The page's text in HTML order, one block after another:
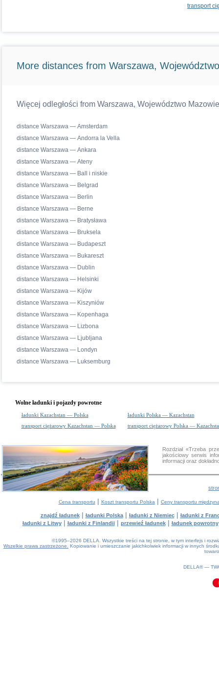
transport
More distances from Warszawa,
Więcej odległości from Warszawa, Województwo
distance Warszawa — Amsterdam
distance Warszawa — Andorra la Vella
distance Warszawa — Ankara
distance Warszawa — Ateny
distance Warszawa — Ball i niskie
distance Warszawa — Belgrad
distance Warszawa — Berlin
distance Warszawa — Berne
distance Warszawa — Bratysława
distance Warszawa — Bruksela
distance Warszawa — Budapeszt
distance Warszawa — Bukareszt
distance Warszawa — Dublin
distance Warszawa — Helsinki
distance Warszawa — Kijów
distance Warszawa — Kiszyniów
distance Warszawa — Kopenhaga
distance Warszawa — Lizbona
distance Warszawa — Ljubljana
distance Warszawa — Londyn
distance Warszawa — Luksemburg
Wolne ładunki i pojazdy powrotne
ładunki Kazachstan — Polska
ładunki Polska — Kazachstan
transport ciężarowy Kazachstan — Polska
transport ciężarowy Polska —
Rozdział «Trzeba
jakościowy serwis
informacji oraz
Cena transportu | Koszt transportu Polska | Ceny transportu
znajdź ładunek| ładunki Polska| ładunki z Niemiec| ładunki z
ładunki z Litwy| ładunki z Finlandii| przewieź ładunek| ładunek powrotny
©1995–2026 DELLA. Wszystkie treści na tej stronie, w tym interfejs i
Wszelkie prawa zastrzeżone.
Kopiowanie i umieszczanie jakichkolwiek informacji w innych
DELLA® —